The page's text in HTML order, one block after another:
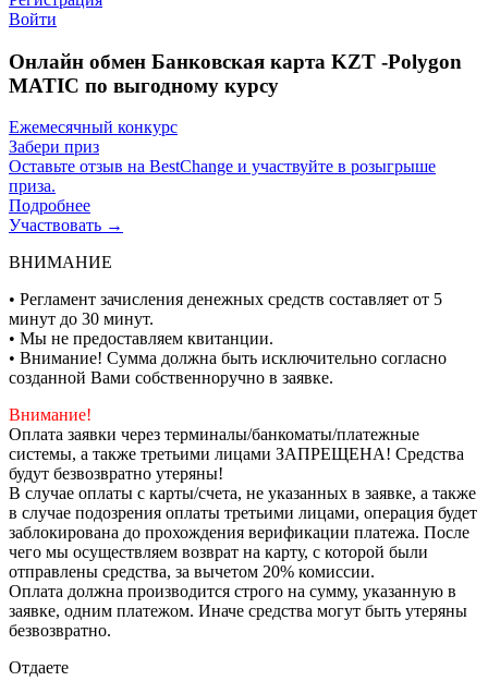
Войти
Онлайн обмен Банковская карта KZT -Polygon
MATIC по выгодному курсу
Ежемесячный конкурс
Забери приз
Оставьте отзыв на BestChange и участвуйте в розыгрыше
приза.
Подробнее
Участвовать →
ВНИМАНИЕ
• Регламент зачисления денежных средств составляет от 5
минут до 30 минут.
• Мы не предоставляем квитанции.
• Внимание! Сумма должна быть исключительно согласно
созданной Вами собственноручно в заявке.
Внимание!
Оплата заявки через терминалы/банкоматы/платежные
системы, а также третьими лицами ЗАПРЕЩЕНА! Средства
будут безвозвратно утеряны!
В случае оплаты с карты/счета, не указанных в заявке, а также
в случае подозрения оплаты третьими лицами, операция будет
заблокирована до прохождения верификации платежа. После
чего мы осуществляем возврат на карту, с которой были
отправлены средства, за вычетом 20% комиссии.
Оплата должна производится строго на сумму, указанную в
заявке, одним платежом. Иначе средства могут быть утеряны
безвозвратно.
Отдаете